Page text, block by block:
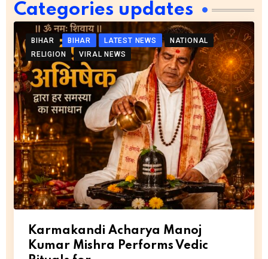
Categories updates
BIHAR BIHAR LATEST NEWS
NATIONAL
RELIGION
VIRAL NEWS
Karmakandi Acharya Manoj
Kumar Mishra Performs Vedic